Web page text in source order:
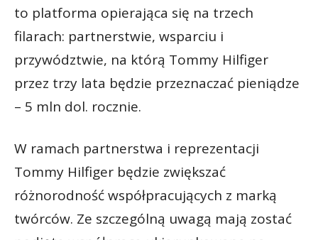
to platforma opierająca się na trzech
filarach: partnerstwie, wsparciu i
przywództwie, na którą Tommy Hilfiger
przez trzy lata będzie przeznaczać pieniądze
– 5 mln dol. rocznie.
W ramach partnerstwa i reprezentacji
Tommy Hilfiger będzie zwiększać
różnorodność współpracujących z marką
twórców. Ze szczególną uwagą mają zostać